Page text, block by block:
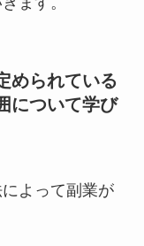
められている
について学び
よって副業が